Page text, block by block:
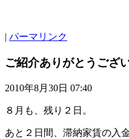
| パーマリンク
ご紹介ありがとうござ
2010年8月30日 07:40
８月も、残り２日。
あと２日間、滞納家賃の入